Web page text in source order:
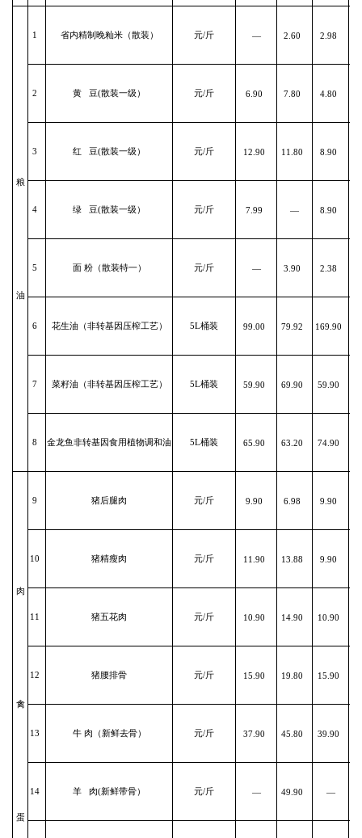
粮
油
1 省内精制晚籼米（散装） 元/斤 — 2.60 2.98
2 黄 豆(散装一级） 元/斤 6.90 7.80 4.80
3 红 豆(散装一级） 元/斤 12.90 11.80 8.90
4 绿 豆(散装一级） 元/斤 7.99 — 8.90
5 面 粉（散装特一） 元/斤 — 3.90 2.38
6 花生油（非转基因压榨工艺） 5L桶装 99.00 79.92 169.90
7 菜籽油（非转基因压榨工艺） 5L桶装 59.90 69.90 59.90
8 金龙鱼非转基因食用植物调和油 5L桶装 65.90 63.20 74.90
肉
禽
蛋
9 猪后腿肉 元/斤 9.90 6.98 9.90
10 猪精瘦肉 元/斤 11.90 13.88 9.90
11 猪五花肉 元/斤 10.90 14.90 10.90
12 猪腰排骨 元/斤 15.90 19.80 15.90
13 牛 肉（新鲜去骨） 元/斤 37.90 45.80 39.90
14 羊 肉(新鲜带骨） 元/斤 — 49.90 —